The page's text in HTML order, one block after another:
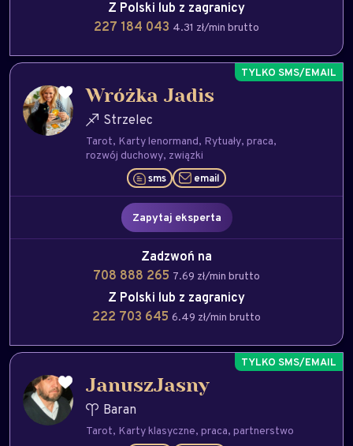
Z Polski lub z zagranicy
227 184 043 4.31 zł/min brutto
Wróżka Jadis
Strzelec
Tarot Karty lenormand Rytuały praca
rozwój duchowy związki
sms email
Zapytaj eksperta
Zadzwoń na
708 888 265 7.69 zł/min brutto
Z Polski lub z zagranicy
222 703 645 6.49 zł/min brutto
JanuszJasny
Baran
Tarot Karty klasyczne praca partnerstwo